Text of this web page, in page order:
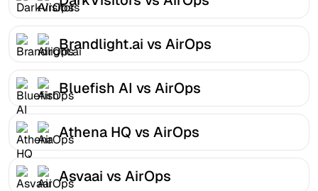
Brandlight.ai vs AirOps
Bluefish AI vs AirOps
Athena HQ vs AirOps
Asvaai vs AirOps